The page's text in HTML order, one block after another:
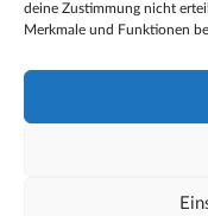
deine Zustimmung nicht
Merkmale und Funktionen
im individuellen und
denken,